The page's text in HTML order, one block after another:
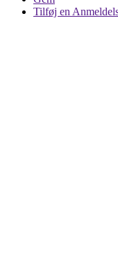
Tilføj en